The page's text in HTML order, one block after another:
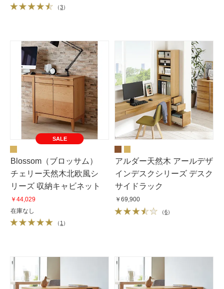
（3）
SALE
Blossom（ブロッサム）
チェリー天然木北欧風シ
リーズ 収納キャビネット
￥44,029
在庫なし
（ 1 ）
アルダー天然木 アールデザ
インデスクシリーズ デスク
サイドラック
￥69,900
（6）